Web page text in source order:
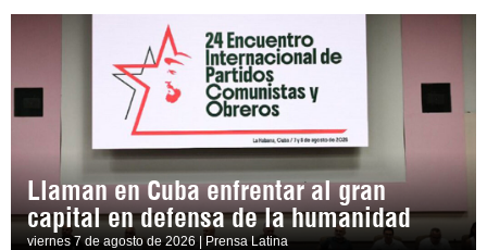
Llaman en Cuba enfrentar al gran
capital en defensa de la humanidad
viernes 7 de agosto de 2026 | Prensa Latina